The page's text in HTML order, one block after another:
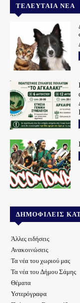
ΤΕΛΕΥΤΑΊΑ ΝΈΑ
ΔΗΜΟΦΙΛΕΊΣ
Άλλες ειδήσεις
Ανακοινώσεις
Τα νέα του χωριού μας
Τα νέα του Δήμου Σάμης
Θέματα
Υστερόγραφα